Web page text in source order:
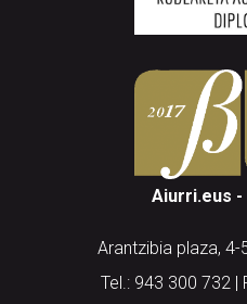
Aiurri.eus -
Arantzibia plaza, 4-
Tel.: 943 300 732 |